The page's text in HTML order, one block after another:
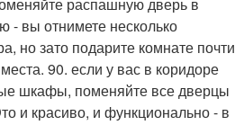
- вы отнимете несколько
но зато подарите комнате почти
90. если у вас в коридоре
шкафы, поменяйте все дверцы
и красиво, и функционально - в